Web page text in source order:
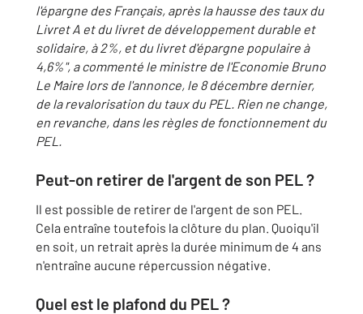
l'épargne des Français, après la hausse des taux du
Livret A et du livret de développement durable et
solidaire, à 2%, et du livret d'épargne populaire à
4,6%", a commenté le ministre de l'Economie Bruno
Le Maire lors de l'annonce, le 8 décembre dernier,
de la revalorisation du taux du PEL. Rien ne change,
en revanche, dans les règles de fonctionnement du
PEL.
Peut-on retirer de l'argent de son PEL ?
Il est possible de retirer de l'argent de son PEL.
Cela entraîne toutefois la clôture du plan. Quoiqu'il
en soit, un retrait après la durée minimum de 4 ans
n'entraîne aucune répercussion négative.
Quel est le plafond du PEL ?